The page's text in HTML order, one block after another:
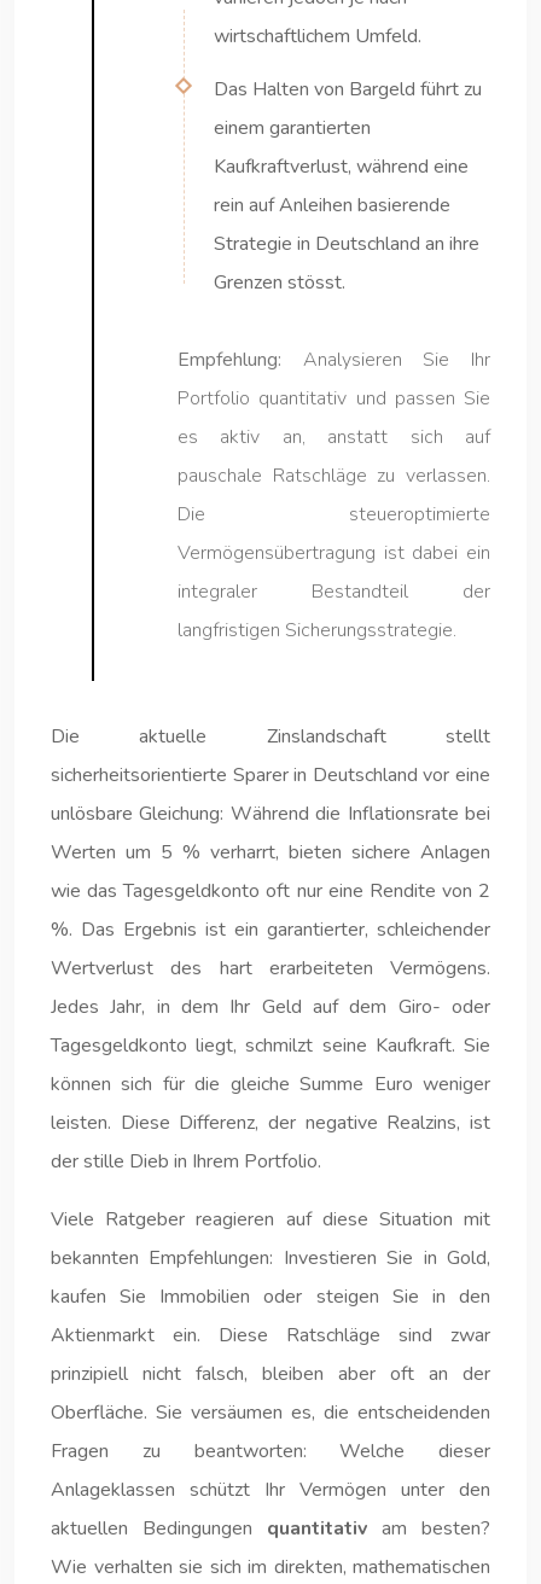
wirtschaftlichem Umfeld.
Das Halten von Bargeld führt zu
einem garantierten
Kaufkraftverlust, während eine
rein auf Anleihen basierende
Strategie in Deutschland an ihre
Grenzen stösst.
Empfehlung: Analysieren Sie Ihr
Portfolio quantitativ und passen Sie
es aktiv an, anstatt sich auf
pauschale Ratschläge zu verlassen.
Die steueroptimierte
Vermögensübertragung ist dabei ein
integraler Bestandteil der
langfristigen Sicherungsstrategie.
Die aktuelle Zinslandschaft stellt
sicherheitsorientierte Sparer in Deutschland vor eine
unlösbare Gleichung: Während die Inflationsrate bei
Werten um 5 % verharrt, bieten sichere Anlagen
wie das Tagesgeldkonto oft nur eine Rendite von 2
%. Das Ergebnis ist ein garantierter, schleichender
Wertverlust des hart erarbeiteten Vermögens.
Jedes Jahr, in dem Ihr Geld auf dem Giro- oder
Tagesgeldkonto liegt, schmilzt seine Kaufkraft. Sie
können sich für die gleiche Summe Euro weniger
leisten. Diese Differenz, der negative Realzins, ist
der stille Dieb in Ihrem Portfolio.
Viele Ratgeber reagieren auf diese Situation mit
bekannten Empfehlungen: Investieren Sie in Gold,
kaufen Sie Immobilien oder steigen Sie in den
Aktienmarkt ein. Diese Ratschläge sind zwar
prinzipiell nicht falsch, bleiben aber oft an der
Oberfläche. Sie versäumen es, die entscheidenden
Fragen zu beantworten: Welche dieser
Anlageklassen schützt Ihr Vermögen unter den
aktuellen Bedingungen quantitativ am besten?
Wie verhalten sie sich im direkten, mathematischen